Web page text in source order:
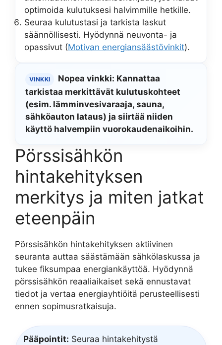
optimoida kulutuksesi halvimmille hetkille.
Seuraa kulutustasi ja tarkista laskut
säännöllisesti. Hyödynnä neuvonta- ja
opassivut (Motivan energiansäästövinkit).
VINKKI
Nopea vinkki: Kannattaa
tarkistaa merkittävät kulutuskohteet
(esim. lämminvesivaraaja, sauna,
sähköauton lataus) ja siirtää niiden
käyttö halvempiin vuorokaudenaikoihin.
Pörssisähkön
hintakehityksen
merkitys ja miten jatkat
eteenpäin
Pörssisähkön hintakehityksen aktiivinen
seuranta auttaa säästämään sähkölaskussa ja
tukee fiksumpaa energiankäyttöä. Hyödynnä
pörssisähkön reaaliaikaiset sekä ennustavat
tiedot ja vertaa energiayhtiöitä perusteellisesti
ennen sopimusratkaisuja.
Pääpointit: Seuraa hintakehitystä